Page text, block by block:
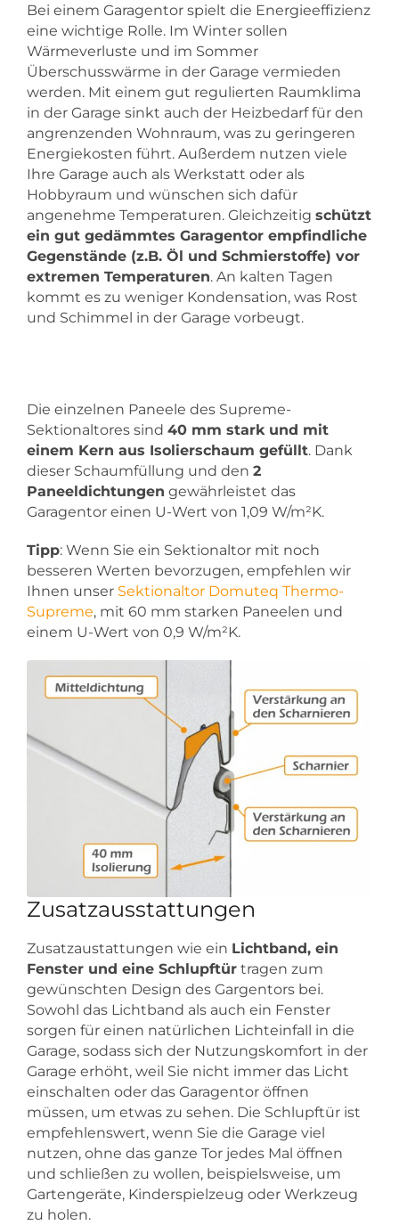
Bei einem Garagentor spielt die Energieeffizienz
eine wichtige Rolle. Im Winter sollen
Wärmeverluste und im Sommer
Überschusswärme in der Garage vermieden
werden. Mit einem gut regulierten Raumklima
in der Garage sinkt auch der Heizbedarf für den
angrenzenden Wohnraum, was zu geringeren
Energiekosten führt. Außerdem nutzen viele
Ihre Garage auch als Werkstatt oder als
Hobbyraum und wünschen sich dafür
angenehme Temperaturen. Gleichzeitig schützt
ein gut gedämmtes Garagentor empfindliche
Gegenstände (z.B. Öl und Schmierstoffe) vor
extremen Temperaturen. An kalten Tagen
kommt es zu weniger Kondensation, was Rost
und Schimmel in der Garage vorbeugt.
Die einzelnen Paneele des Supreme-
Sektionaltores sind 40 mm stark und mit
einem Kern aus Isolierschaum gefüllt. Dank
dieser Schaumfüllung und den 2
Paneeldichtungen gewährleistet das
Garagentor einen U-Wert von 1,09 W/m²K.
Tipp: Wenn Sie ein Sektionaltor mit noch
besseren Werten bevorzugen, empfehlen wir
Ihnen unser Sektionaltor Domuteq Thermo-
Supreme, mit 60 mm starken Paneelen und
einem U-Wert von 0,9 W/m²K.
Zusatzausstattungen
Zusatzaustattungen wie ein Lichtband, ein
Fenster und eine Schlupftür tragen zum
gewünschten Design des Gargentors bei.
Sowohl das Lichtband als auch ein Fenster
sorgen für einen natürlichen Lichteinfall in die
Garage, sodass sich der Nutzungskomfort in der
Garage erhöht, weil Sie nicht immer das Licht
einschalten oder das Garagentor öffnen
müssen, um etwas zu sehen. Die Schlupftür ist
empfehlenswert, wenn Sie die Garage viel
nutzen, ohne das ganze Tor jedes Mal öffnen
und schließen zu wollen, beispielsweise, um
Gartengeräte, Kinderspielzeug oder Werkzeug
zu holen.